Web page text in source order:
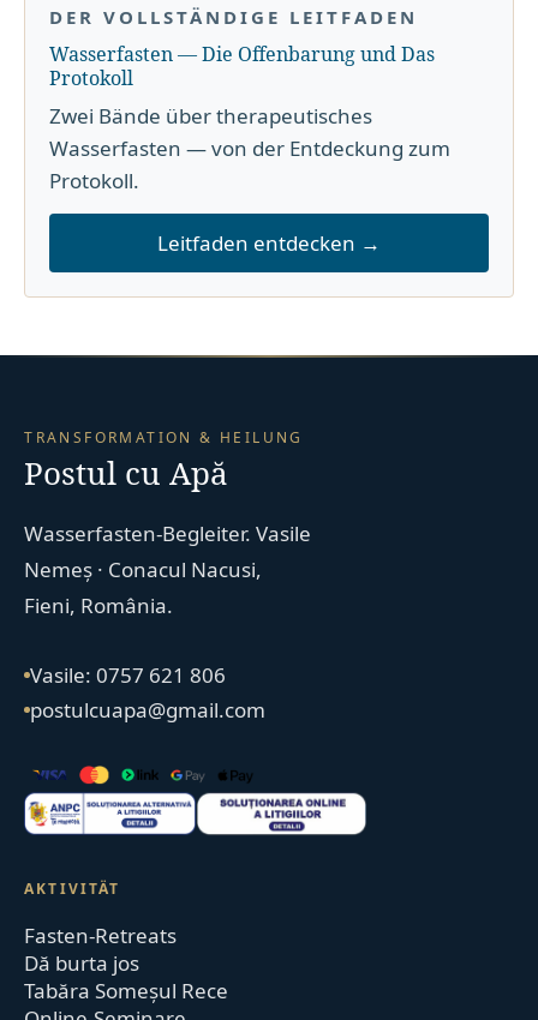
DER VOLLSTÄNDIGE LEITFADEN
Wasserfasten — Die Offenbarung und Das
Protokoll
Zwei Bände über therapeutisches
Wasserfasten — von der Entdeckung zum
Protokoll.
Leitfaden entdecken →
TRANSFORMATION & HEILUNG
Postul cu Apă
Wasserfasten-Begleiter. Vasile
Nemeș · Conacul Nacusi,
Fieni, România.
Vasile: 0757 621 806
postulcuapa@gmail.com
AKTIVITÄT
Fasten-Retreats
Dă burta jos
Tabăra Someșul Rece